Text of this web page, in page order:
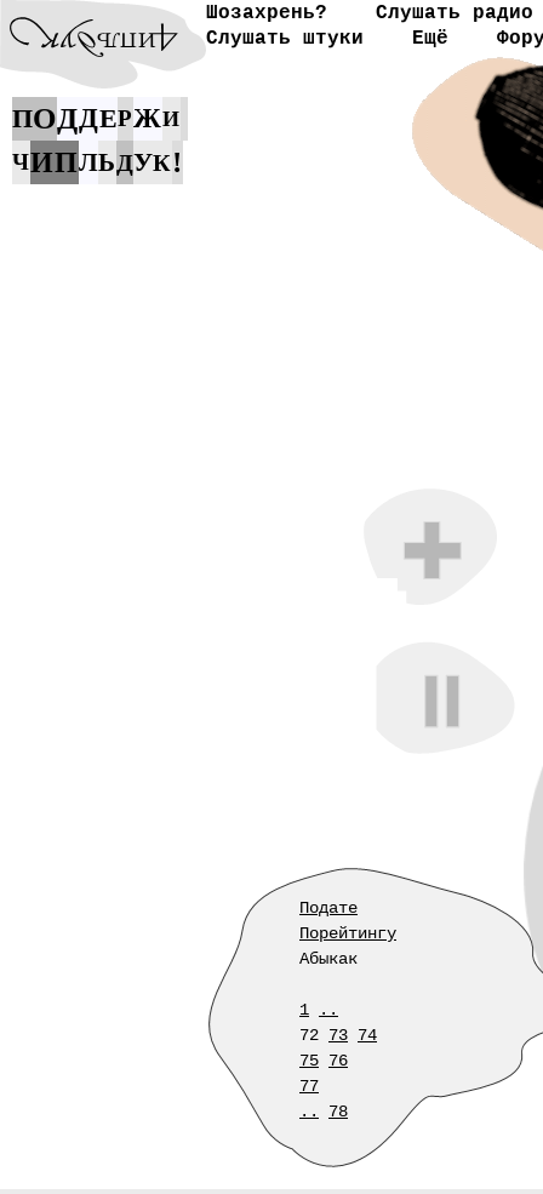
Шозахрень?
Слушать радио
Слушать штуки
Ещё
ПОДДЕРЖИ
ЧИПЛЬДУК!
Подате
Порейтингу
Абыкак
1
..
72 73 74
75 76
77
..
78